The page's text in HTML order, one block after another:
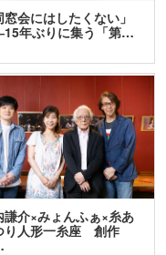
窓会にはしたくない」
年ぶりに集う「第…
謙介×みょんふぁ×糸あ
り人形一糸座 創作